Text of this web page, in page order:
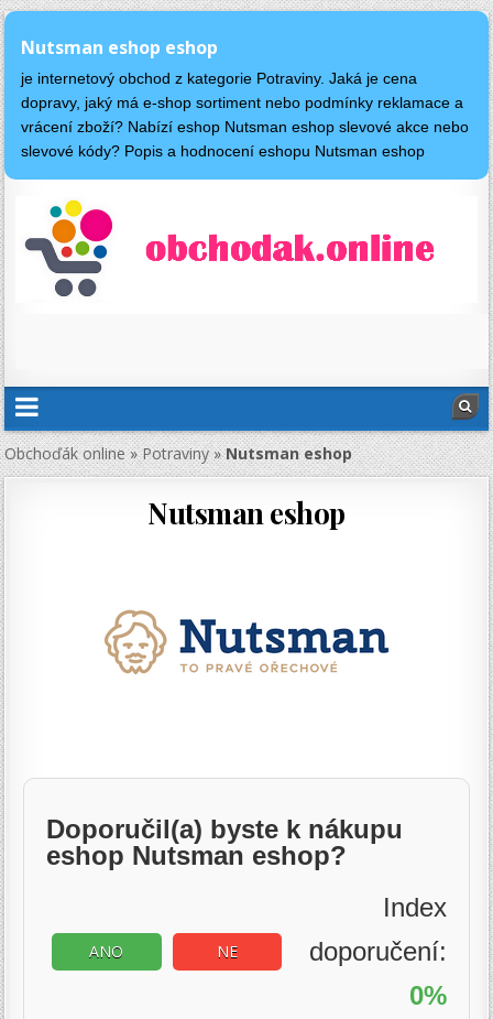
Nutsman eshop eshop
je internetový obchod z kategorie Potraviny. Jaká je cena
dopravy, jaký má e-shop sortiment nebo podmínky reklamace a
vrácení zboží? Nabízí eshop Nutsman eshop slevové akce nebo
slevové kódy? Popis a hodnocení eshopu Nutsman eshop
Obchoďák online»Potraviny»Nutsman eshop
Nutsman eshop
Doporučil(a) byste k nákupu
eshop Nutsman eshop?
ANO NE
Index
doporučení:
0%